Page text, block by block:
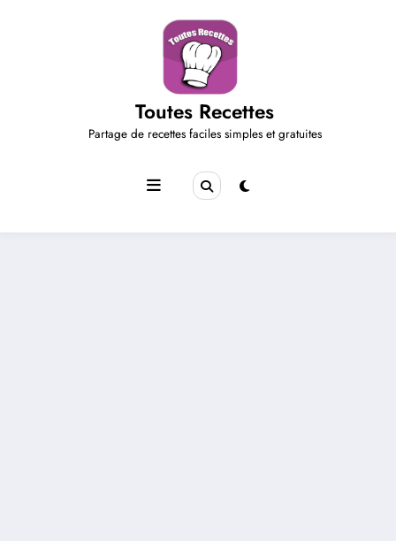
Toutes Recettes
Partage de recettes faciles simples et gratuites